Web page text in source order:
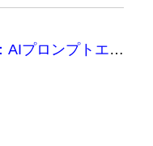
AIで継続的改善を推進する：AIプロンプトエンジニアリングへの品質思考の適用-1（品証品管ニュース）